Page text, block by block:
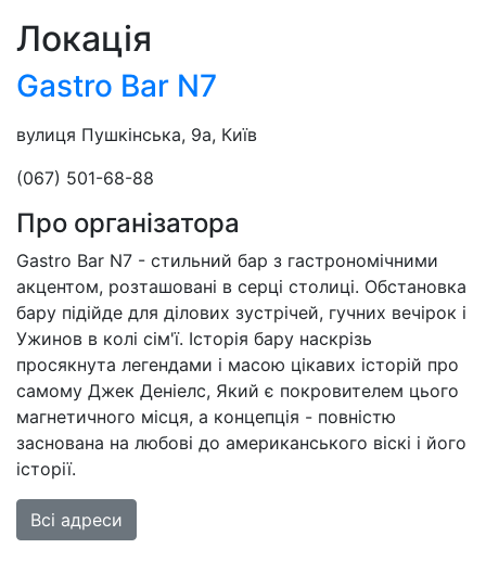
Локація
Gastro Bar N7
вулиця Пушкінська, 9а, Київ
(067) 501-68-88
Про організатора
Gastro Bar N7 - стильний бар з гастрономічними
акцентом, розташовані в серці столиці. Обстановка
бару підійде для ділових зустрічей, гучних вечірок і
Ужинов в колі сім'ї. Історія бару наскрізь
просякнута легендами і масою цікавих історій про
самому Джек Деніелс, Який є покровителем цього
магнетичного місця, а концепція - повністю
заснована на любові до американського віскі і його
історії.
Всі адреси